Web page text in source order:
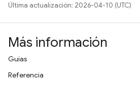
Última actualización: 2026-04-10 (UTC)
Más información
Guías
Referencia